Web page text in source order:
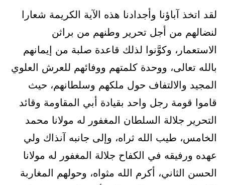
لقد اتخذ آباؤنا وأجدادنا هذه الآية الكريمة شعارا
لنضالهم من أجل تحرير وطنهم من براثن
الاستعمار، وكوَّنوا لذلك قاعدة صلبة من إيمانهم
بالله تعالى، ووحدة كلمتهم ووفائهم للعرش العلوي
المجيد والالتفاف حول ملكهم وسلطانهم، حيث
قاموا قومة رجل واحد بقيادة أبي المقاومة وقائد
التحرير جلالة السلطان المغفور له مولانا محمد
الخامس، طيب الله ثراه، وإلى جانبه آنذاك ولي
عهده ورفيقه في الكفاح جلالة المغفور له مولانا
الحسن الثاني، أكرم الله مثواه، وحولهم المغاربة